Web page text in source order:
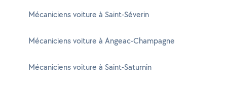
Mécaniciens voiture à Saint-Séverin
Mécaniciens voiture à Angeac-Champagne
Mécaniciens voiture à Saint-Saturnin